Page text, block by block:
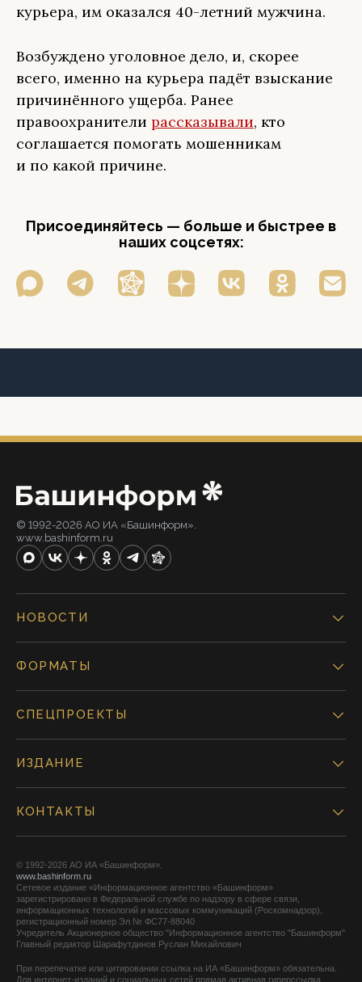
курьера, им оказался 40-летний мужчина.
Возбуждено уголовное дело, и, скорее
всего, именно на курьера падёт взыскание
причинённого ущерба. Ранее
правоохранители рассказывали, кто
соглашается помогать мошенникам
и по какой причине.
Присоединяйтесь — больше и быстрее в
наших соцсетях:
© 1992-2026 АО ИА «Башинформ».
www.bashinform.ru
НОВОСТИ
ФОРМАТЫ
СПЕЦПРОЕКТЫ
ИЗДАНИЕ
КОНТАКТЫ
© 1992-2026 АО ИА «Башинформ».
www.bashinform.ru
Сетевое издание «Информационное агентство «Башинформ»
зарегистрировано в Федеральной службе по надзору в сфере связи,
информационных технологий и массовых коммуникаций (Роскомнадзор),
регистрационный номер Эл № ФС77-88040
Учредитель Акционерное общество "Информационное агентство "Башинформ"
Главный редактор Шарафутдинов Руслан Михайлович
При перепечатке или цитировании ссылка на ИА «Башинформ» обязательна.
Для интернет-изданий и социальных сетей прямая активная гиперссылка